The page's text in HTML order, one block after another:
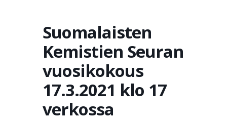
Suomalaisten
Kemistien Seuran
vuosikokous
17.3.2021 klo 17
verkossa